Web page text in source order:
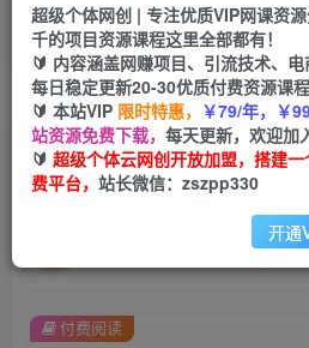
挂机
项目
脚本卡密
首页 创业课程 会员专属 正文
（6224期）最新PDD三无产
润50-100元【详细玩法揭秘】
付费阅读
超级个体网创 | 专注优质VIP网课资
千的项目资源课程这里全部都有！
🔰 内容涵盖网赚项目、引流技术、电
每日稳定更新20-30优质付费资源课程
🔰 本站VIP 限时特惠， ￥79/年，￥
站资源免费下载， 每天更新，欢迎加
🔰 超级个体云网创开放加盟，搭建
费平台， 站长微信：zszpp330
开通